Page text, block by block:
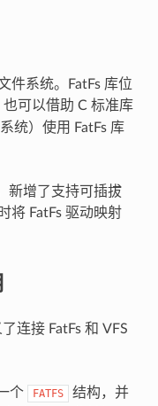
件系统。FatFs 库位
可以借助 C 标准库
统）使用 FatFs 库
新增了支持可插拔
将 FatFs 驱动映射
连接 FatFs 和 VFS
个 FATFS
结构，并